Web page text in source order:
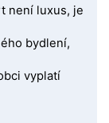
není luxus, je
bydlení,
vyplatí